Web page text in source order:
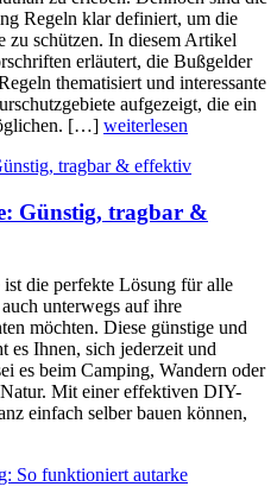
Regeln klar definiert, um die
zu schützen. In diesem Artikel
erläutert, die Bußgelder
thematisiert und interessante
aufgezeigt, die ein
[…] weiterlesen
Günstig, tragbar &
die perfekte Lösung für alle
unterwegs auf ihre
möchten. Diese günstige und
es Ihnen, sich jederzeit und
es beim Camping, Wandern oder
Mit einer effektiven DIY-
einfach selber bauen können,